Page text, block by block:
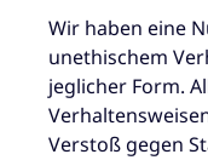
Wir haben eine
unethischem
jeglicher Form.
Verstoß gegen